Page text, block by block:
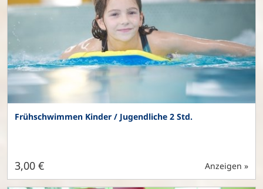
Frühschwimmen Kinder / Jugendliche 2 Std.
3,00 € Anzeigen »